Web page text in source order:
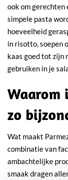
ook om gerechten
simpele pasta
hoeveelheid
in risotto, soepen
kaas goed tot zijn
gebruiken in je
Waarom
zo
Wat maakt
combinatie van
ambachtelijke
smaak dragen